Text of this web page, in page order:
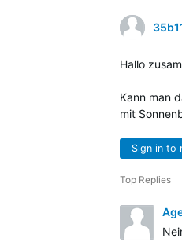
Hallo
Kann man
mit
Sign in to
Top Replies